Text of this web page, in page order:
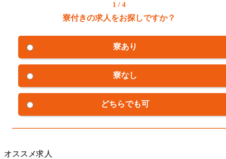
1 / 4
寮付きの求人をお探しですか？
寮あり
寮なし
どちらでも可
オススメ求人